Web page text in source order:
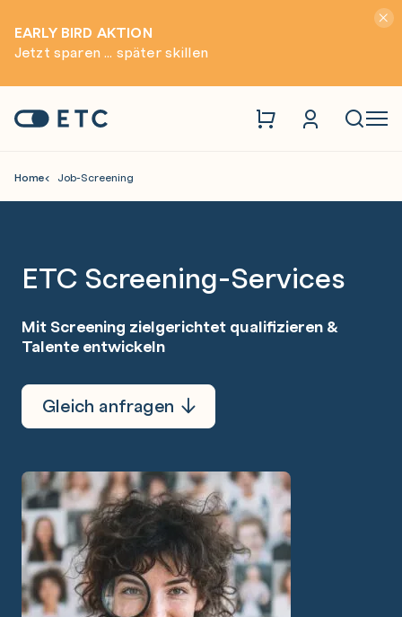
EARLY BIRD AKTION
Jetzt sparen ... später skillen
Startseite: ETC
Home Job-Screening
ETC Screening-Services
Mit Screening zielgerichtet qualifizieren &
Talente entwickeln
Gleich anfragen